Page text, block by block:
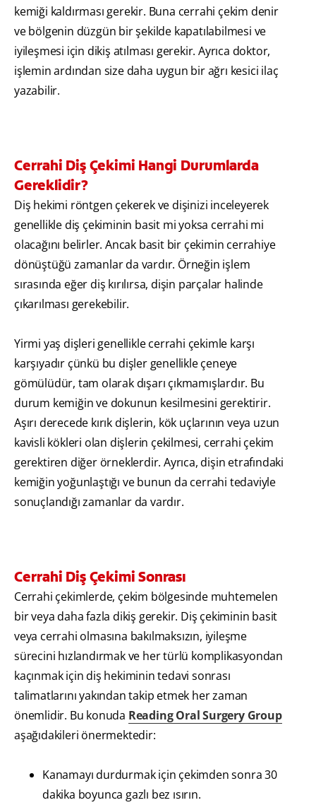
kemiği kaldırması gerekir. Buna cerrahi çekim denir
ve bölgenin düzgün bir şekilde kapatılabilmesi ve
iyileşmesi için dikiş atılması gerekir. Ayrıca doktor,
işlemin ardından size daha uygun bir ağrı kesici ilaç
yazabilir.
Cerrahi Diş Çekimi Hangi Durumlarda
Gereklidir?
Diş hekimi röntgen çekerek ve dişinizi inceleyerek
genellikle diş çekiminin basit mi yoksa cerrahi mi
olacağını belirler. Ancak basit bir çekimin cerrahiye
dönüştüğü zamanlar da vardır. Örneğin işlem
sırasında eğer diş kırılırsa, dişin parçalar halinde
çıkarılması gerekebilir.
Yirmi yaş dişleri genellikle cerrahi çekimle karşı
karşıyadır çünkü bu dişler genellikle çeneye
gömülüdür, tam olarak dışarı çıkmamışlardır. Bu
durum kemiğin ve dokunun kesilmesini gerektirir.
Aşırı derecede kırık dişlerin, kök uçlarının veya uzun
kavisli kökleri olan dişlerin çekilmesi, cerrahi çekim
gerektiren diğer örneklerdir. Ayrıca, dişin etrafındaki
kemiğin yoğunlaştığı ve bunun da cerrahi tedaviyle
sonuçlandığı zamanlar da vardır.
Cerrahi Diş Çekimi Sonrası
Cerrahi çekimlerde, çekim bölgesinde muhtemelen
bir veya daha fazla dikiş gerekir. Diş çekiminin basit
veya cerrahi olmasına bakılmaksızın, iyileşme
sürecini hızlandırmak ve her türlü komplikasyondan
kaçınmak için diş hekiminin tedavi sonrası
talimatlarını yakından takip etmek her zaman
önemlidir. Bu konuda Reading Oral Surgery Group
aşağıdakileri önermektedir:
Kanamayı durdurmak için çekimden sonra 30
dakika boyunca gazlı bez ısırın.